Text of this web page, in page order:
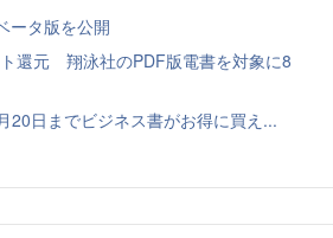
ータ版を公開
還元 翔泳社のPDF版電書を対象に8
日までビジネス書がお得に買え...